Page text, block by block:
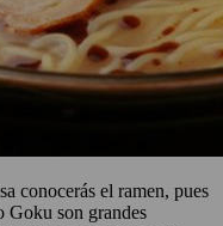
conocerás el ramen, pues
Goku son grandes